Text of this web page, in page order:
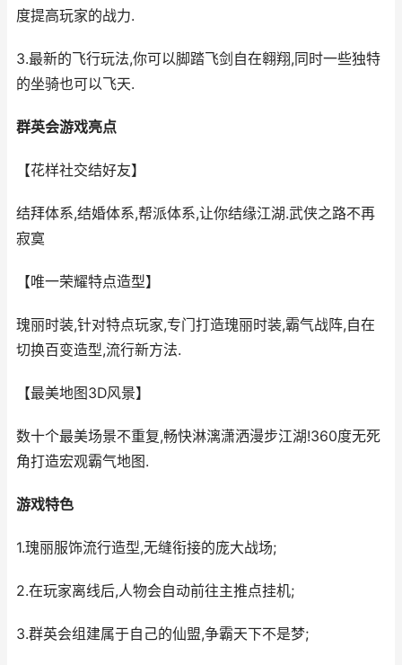
度提高玩家的战力.
3.最新的飞行玩法,你可以脚踏飞剑自在翱翔,同时一些独特
的坐骑也可以飞天.
群英会游戏亮点
【花样社交结好友】
结拜体系,结婚体系,帮派体系,让你结缘江湖.武侠之路不再
寂寞
【唯一荣耀特点造型】
瑰丽时装,针对特点玩家,专门打造瑰丽时装,霸气战阵,自在
切换百变造型,流行新方法.
【最美地图3D风景】
数十个最美场景不重复,畅快淋漓潇洒漫步江湖!360度无死
角打造宏观霸气地图.
游戏特色
1.瑰丽服饰流行造型,无缝衔接的庞大战场;
2.在玩家离线后,人物会自动前往主推点挂机;
3.群英会组建属于自己的仙盟,争霸天下不是梦;